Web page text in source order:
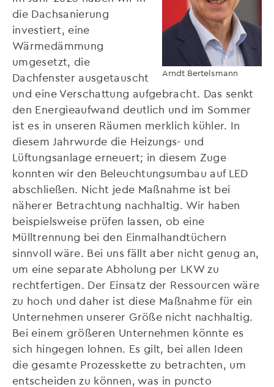
Arndt Bertelsmann
die Dachsanierung
investiert, eine
Wärmedämmung
umgesetzt, die
Dachfenster ausgetauscht
und eine Verschattung aufgebracht. Das senkt
den Energieaufwand deutlich und im Sommer
ist es in unseren Räumen merklich kühler. In
diesem Jahrwurde die Heizungs- und
Lüftungsanlage erneuert; in diesem Zuge
konnten wir den Beleuchtungsumbau auf LED
abschließen. Nicht jede Maßnahme ist bei
näherer Betrachtung nachhaltig. Wir haben
beispielsweise prüfen lassen, ob eine
Mülltrennung bei den Einmalhandtüchern
sinnvoll wäre. Bei uns fällt aber nicht genug an,
um eine separate Abholung per LKW zu
rechtfertigen. Der Einsatz der Ressourcen wäre
zu hoch und daher ist diese Maßnahme für ein
Unternehmen unserer Größe nicht nachhaltig.
Bei einem größeren Unternehmen könnte es
sich hingegen lohnen. Es gilt, bei allen Ideen
die gesamte Prozesskette zu betrachten, um
entscheiden zu können, was in puncto